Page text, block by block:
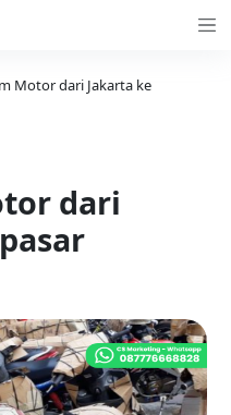
Motor dari Jakarta ke
dari